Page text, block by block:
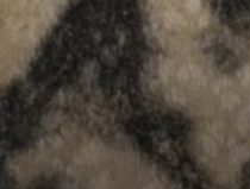
contenu
principal